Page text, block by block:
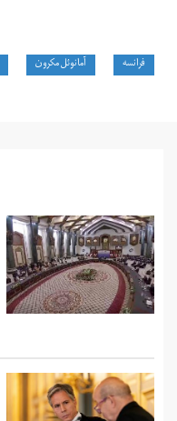
فرانسه آمانوئل مکرون